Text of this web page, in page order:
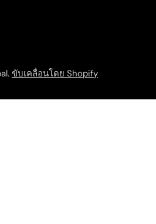
. ขับเคลื่อนโดย Shopify